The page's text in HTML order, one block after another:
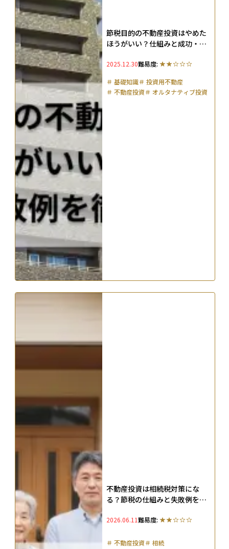
節税目的の不動産投資はやめた
ほうがいい？仕組みと成功・失
2025.12.30難易度:
＃ 基礎知識＃ 投資用不動産
＃ 不動産投資＃ オルタナティブ投資
不動産投資は相続税対策にな
る？節税の仕組みと失敗例を解
2026.06.11難易度:
＃ 不動産投資＃ 相続